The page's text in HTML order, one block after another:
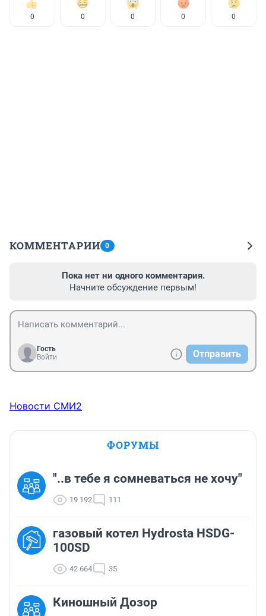
0 0 0 0 0
КОММЕНТАРИИ 0
Пока нет ни одного комментария.
Начните обсуждение первым!
Гость
Войти
Отправить
Новости СМИ2
ФОРУМЫ
"..в тебе я сомневаться не хочу"
19 192 111
газовый котел Hydrosta HSDG-
100SD
42 664 35
Киношный Дозор